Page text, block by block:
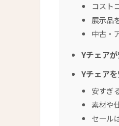
コスト
展示品
中古・
Yチェア
Yチェア
安すぎ
素材や
セール